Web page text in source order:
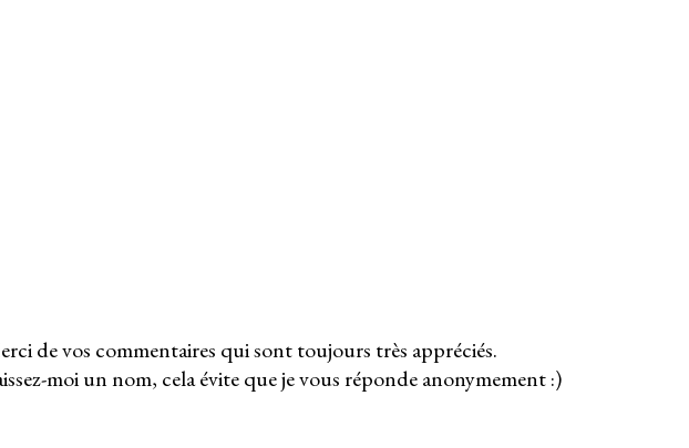
de vos commentaires qui sont toujours très appréciés.
moi un nom, cela évite que je vous réponde anonymement :)